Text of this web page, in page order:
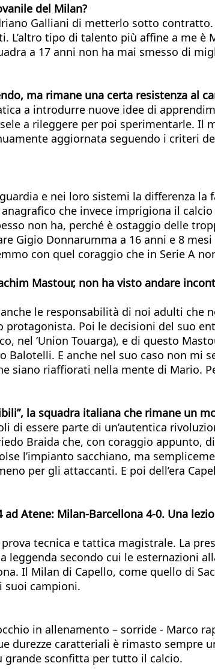
del Milan?
Galliani di metterlo sotto
tipo di talento più affine a me è
a 17 anni non ha mai smesso di
ma rimane una certa resistenza al
a introdurre nuove idee di
a rileggere per poi sperimentarle. Il
aggiornata seguendo i criteri
e nei loro sistemi la differenza
che invece imprigiona il
non ha, perché è ostaggio delle
Gigio Donnarumma a 16 anni e 8
con quel coraggio che in Serie A
Mastour, non ha visto andare
le responsabilità di noi adulti che
protagonista. Poi le decisioni del suo
nel ‘Union Touarga), e di questo
E anche nel suo caso non mi
siano riaffiorati nella mente di Mario.
la squadra italiana che rimane un
di essere parte di un’autentica
Braida che, con coraggio appunto,
l’impianto sacchiano, ma
per gli attaccanti. E poi dell’era
Atene: Milan-Barcellona 4-0. Una
tecnica e tattica magistrale. La
secondo cui le esternazioni
Il Milan di Capello, come quello di
suoi campioni.
in allenamento – sorride - Marco
durezze caratteriali è rimasto sempre
grande sconfitta per tutto il calcio.